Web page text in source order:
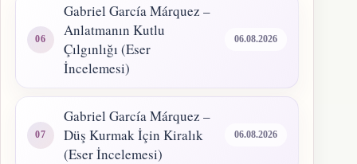
Gabriel García Márquez –
Anlatmanın Kutlu
Çılgınlığı (Eser
İncelemesi)
06.08.2026
Gabriel García Márquez –
Düş Kurmak İçin Kiralık
(Eser İncelemesi)
06.08.2026